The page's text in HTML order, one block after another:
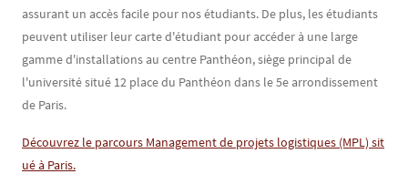
assurant un accès facile pour nos étudiants. De plus, les étudiants
peuvent utiliser leur carte d'étudiant pour accéder à une large
gamme d'installations au centre Panthéon, siège principal de
l'université situé 12 place du Panthéon dans le 5e arrondissement
de Paris.
Découvrez le parcours Management de projets logistiques (MPL) sit
ué à Paris.